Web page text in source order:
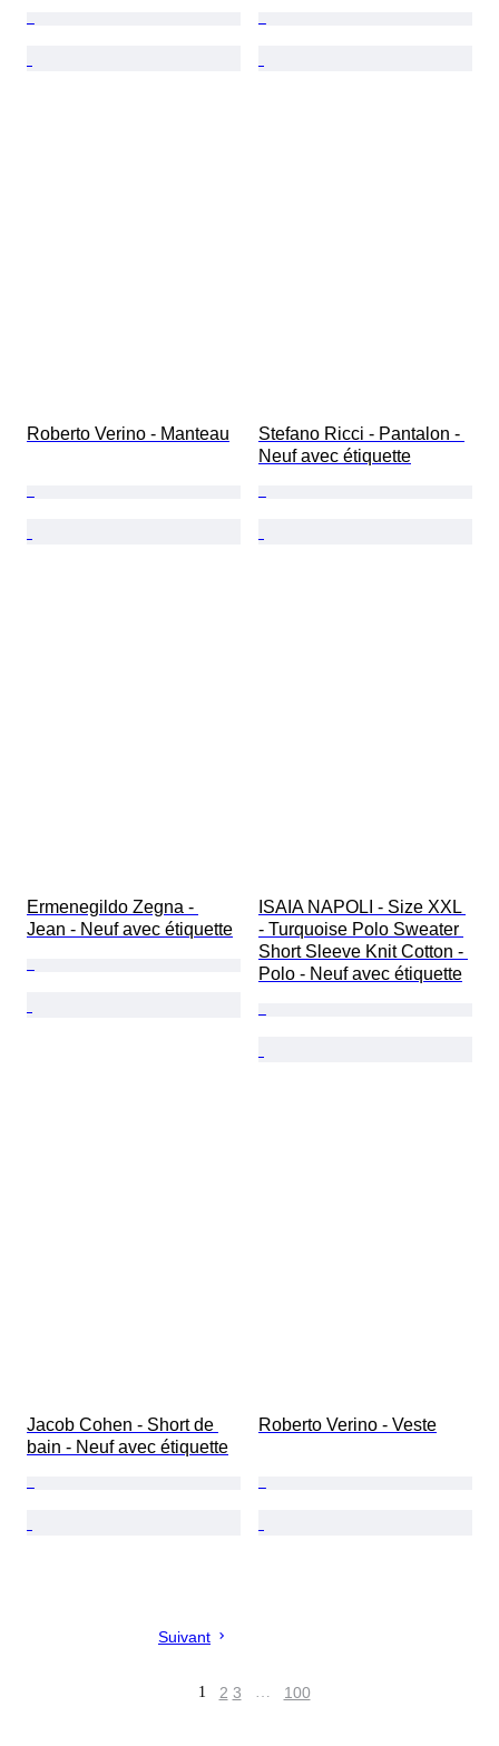
Roberto Verino - Manteau
Stefano Ricci - Pantalon -
Neuf avec étiquette
Ermenegildo Zegna -
Jean - Neuf avec étiquette
ISAIA NAPOLI - Size XXL
- Turquoise Polo Sweater
Short Sleeve Knit Cotton -
Polo - Neuf avec étiquette
Jacob Cohen - Short de
bain - Neuf avec étiquette
Roberto Verino - Veste
Suivant
1 2 3 … 100